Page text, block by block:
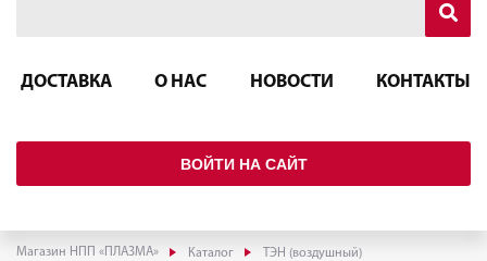
ДОСТАВКА О НАС НОВОСТИ КОНТАКТЫ
ВОЙТИ НА САЙТ
Магазин НПП «ПЛАЗМА» Каталог ТЭН (воздушный)